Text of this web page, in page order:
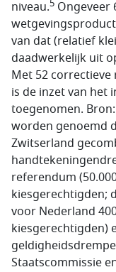
niveau.5 Ongeveer
van dat (relatief
daadwerkelijk uit
Met 52
is de inzet van het
toegenomen.
worden genoemd
Zwitserland
referendum
kiesgerechtigden;
voor Nederland
kiesgerechtigden)
Staatscommissie